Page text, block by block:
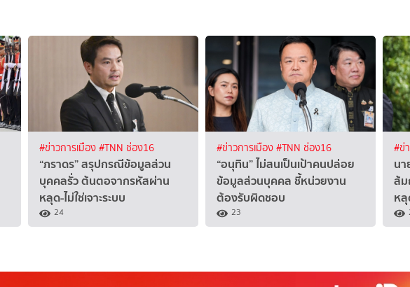
#ข่าวการเมือง#TNN ช่อง16
“ภราดร” สรุปกรณีข้อมูลส่วน
บุคคลรั่ว ต้นตอจากรหัสผ่าน
หลุด-ไม่ใช่เจาะระบบ
24
#ข่าวการเมือง#TNN ช่อง16
“อนุทิน” ไม่สนเป็นเป้าคนปล่อย
ข้อมูลส่วนบุคคล ชี้หน่วยงาน
ต้องรับผิดชอบ
23
#ข่
น
ส้ม
ห